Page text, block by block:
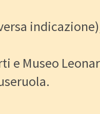
e Museo